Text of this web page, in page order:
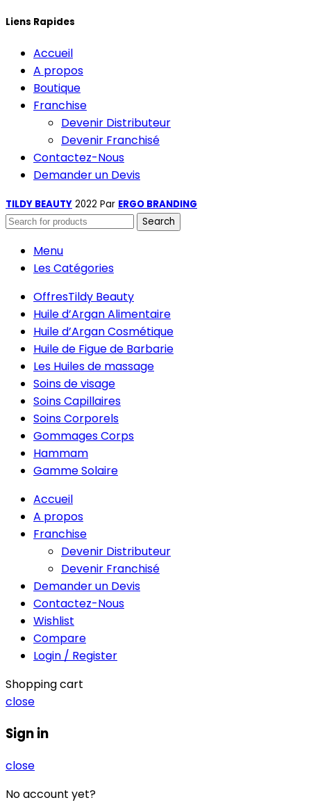
Liens Rapides
Accueil
A propos
Boutique
Franchise
Devenir Distributeur
Devenir Franchisé
Contactez-Nous
Demander un Devis
TILDY BEAUTY 2022 Par ERGO BRANDING
Search
Menu
Les Catégories
OffresTildy Beauty
Huile d’Argan Alimentaire
Huile d’Argan Cosmétique
Huile de Figue de Barbarie
Les Huiles de massage
Soins de visage
Soins Capillaires
Soins Corporels
Gommages Corps
Hammam
Gamme Solaire
Accueil
A propos
Franchise
Devenir Distributeur
Devenir Franchisé
Demander un Devis
Contactez-Nous
Wishlist
Compare
Login / Register
Shopping cart
close
Sign in
close
No account yet?